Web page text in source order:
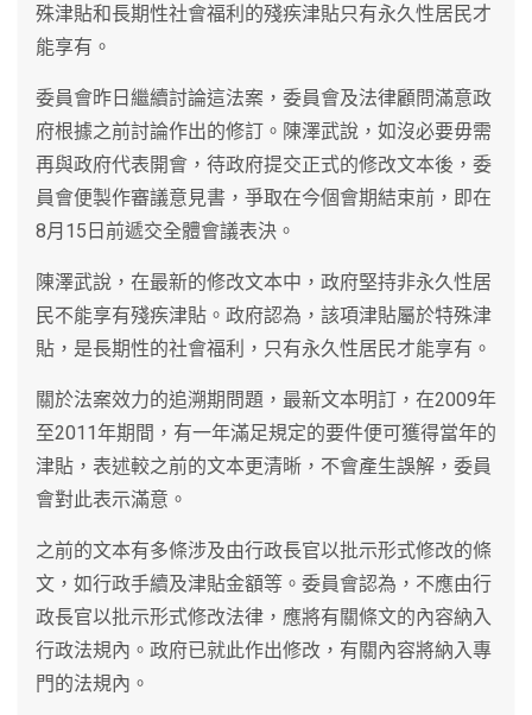
殊津貼和長期性社會福利的殘疾津貼只有永久性居民才
能享有。
委員會昨日繼續討論這法案，委員會及法律顧問滿意政
府根據之前討論作出的修訂。陳澤武說，如沒必要毋需
再與政府代表開會，待政府提交正式的修改文本後，委
員會便製作審議意見書，爭取在今個會期結束前，即在
8月15日前遞交全體會議表決。
陳澤武說，在最新的修改文本中，政府堅持非永久性居
民不能享有殘疾津貼。政府認為，該項津貼屬於特殊津
貼，是長期性的社會福利，只有永久性居民才能享有。
關於法案效力的追溯期問題，最新文本明訂，在2009年
至2011年期間，有一年滿足規定的要件便可獲得當年的
津貼，表述較之前的文本更清晰，不會產生誤解，委員
會對此表示滿意。
之前的文本有多條涉及由行政長官以批示形式修改的條
文，如行政手續及津貼金額等。委員會認為，不應由行
政長官以批示形式修改法律，應將有關條文的內容納入
行政法規內。政府已就此作出修改，有關內容將納入專
門的法規內。